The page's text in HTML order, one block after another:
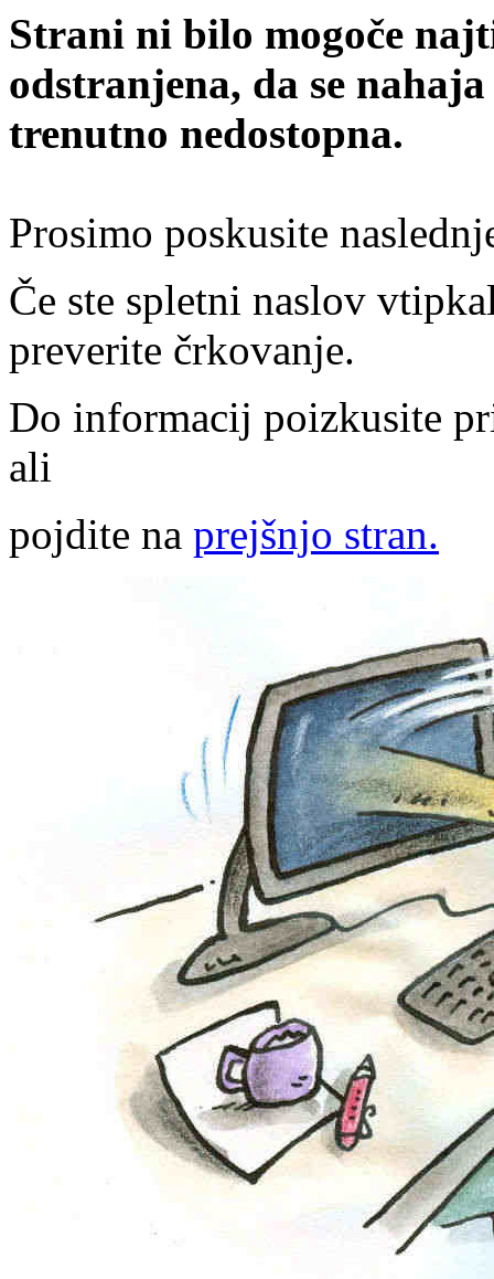
Strani ni bilo mogoče
odstranjena, da se
trenutno nedostopna.
Prosimo poskusite
Če ste spletni naslov
preverite črkovanje.
Do informacij poizkusite
ali
pojdite na prejšnjo stran.